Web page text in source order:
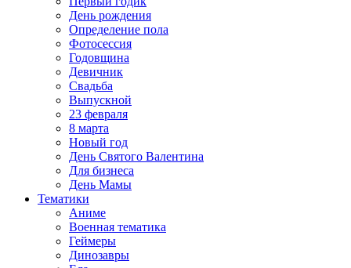
День рождения
Определение пола
Фотосессия
Годовщина
Девичник
Свадьба
Выпускной
23 февраля
8 марта
Новый год
День Святого Валентина
Для бизнеса
День Мамы
Тематики
Аниме
Военная тематика
Геймеры
Динозавры